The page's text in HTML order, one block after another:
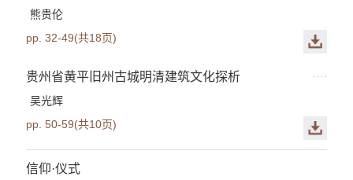
熊贵伦
pp. 32-49(共18页)
贵州省黄平旧州古城明清建筑文化探析
吴光辉
pp. 50-59(共10页)
信仰·仪式